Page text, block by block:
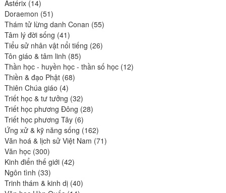
Astérix 1414
produits
Doraemon 5151
produits
Thám tử lừng danh Conan 5555
Tâm lý đời sống 4141
produits
Tiểu sử nhân vật nổi tiếng 2626
Tôn giáo & tâm linh 8585
produits
Thần học - huyền học - thần số học 1212
Thiền & đạo Phật 6868
Thiên Chúa giáo 44
produits
Triết học & tư tưởng 3232
produits
Triết học phương Đông 2828
Triết học phương Tây 66
produits
Ứng xử & kỹ năng sống 162162
produits
Văn hoá & lịch sử Việt Nam 7171
Văn học 300300
produits
Kinh điển thế giới 4242
Ngôn tình 3333
produits
Trinh thám & kinh dị 4040